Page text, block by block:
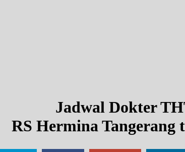
Jadwal Dokter
RS Hermina Tangerang